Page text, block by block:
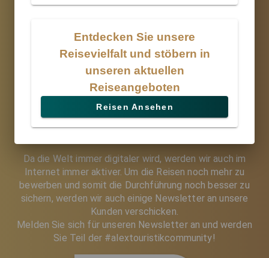
Newsletter von Alextouristik
Da die Welt immer digitaler wird, werden wir auch im
Internet immer aktiver. Um die Reisen noch mehr zu
bewerben und somit die Durchführung noch besser zu
sichern, werden wir auch einige Newsletter an unsere
Kunden verschicken.
Melden Sie sich für unseren Newsletter an und werden
Sie Teil der #alextouristikcommunity!
Entdecken Sie unsere
Reisevielfalt und stöbern in
unseren aktuellen
Reiseangeboten
Reisen Ansehen